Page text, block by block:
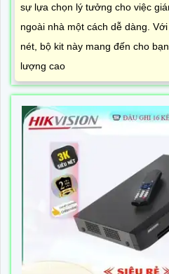
sự lựa chọn lý tưởng cho việc
ngoài nhà một cách dễ dàng.
nét, bộ kit này mang đến cho
lượng cao